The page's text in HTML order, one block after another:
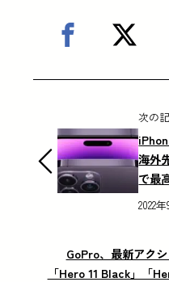
次の
海外
で最
2022
GoPro、最新アク
「Hero 11 Black」「